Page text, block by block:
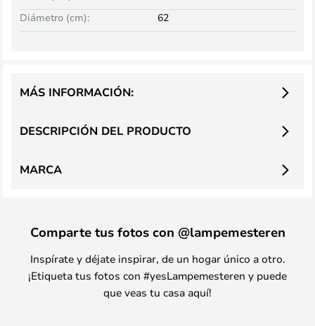
Diámetro (cm):
62
DESCRIPCIÓN DEL PRODUCTO
MÁS INFORMACIÓN:
MARCA
Comparte tus fotos con @lampemesteren
Inspírate y déjate inspirar, de un hogar único a otro.
¡Etiqueta tus fotos con #yesLampemesteren y puede
que veas tu casa aquí!